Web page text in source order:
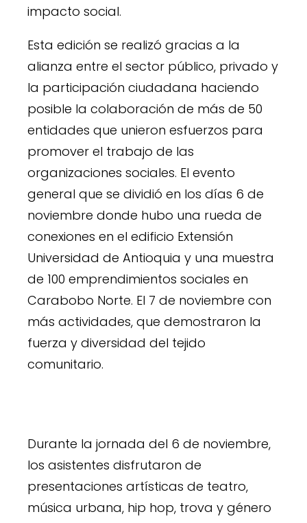
impacto social.
Esta edición se realizó gracias a la
alianza entre el sector público, privado y
la participación ciudadana haciendo
posible la colaboración de más de 50
entidades que unieron esfuerzos para
promover el trabajo de las
organizaciones sociales. El evento
general que se dividió en los días 6 de
noviembre donde hubo una rueda de
conexiones en el edificio Extensión
Universidad de Antioquia y una muestra
de 100 emprendimientos sociales en
Carabobo Norte. El 7 de noviembre con
más actividades, que demostraron la
fuerza y diversidad del tejido
comunitario.
Durante la jornada del 6 de noviembre,
los asistentes disfrutaron de
presentaciones artísticas de teatro,
música urbana, hip hop, trova y género